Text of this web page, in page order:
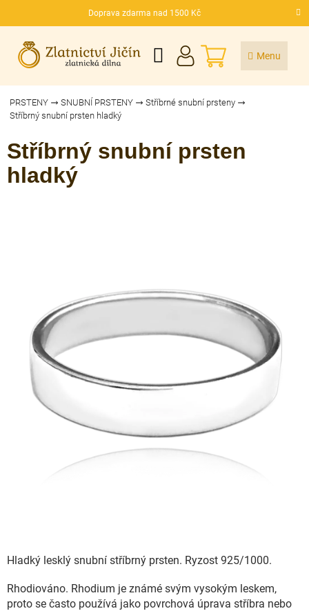
Doprava zdarma nad 1500 Kč
CZK
NÁKUPNÍ
KOŠÍK
PRSTENY SNUBNÍ PRSTENY
Stříbrné snubní prsteny
Stříbrný snubní prsten hladký
Stříbrný snubní prsten
hladký
Hladký lesklý snubní stříbrný prsten. Ryzost 925/1000.
Rhodiováno. Rhodium je známé svým vysokým leskem,
proto se často používá jako povrchová úprava stříbra nebo